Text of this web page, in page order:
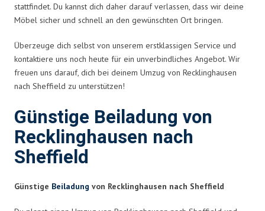
stattfindet. Du kannst dich daher darauf verlassen, dass wir deine
Möbel sicher und schnell an den gewünschten Ort bringen.
Überzeuge dich selbst von unserem erstklassigen Service und
kontaktiere uns noch heute für ein unverbindliches Angebot. Wir
freuen uns darauf, dich bei deinem Umzug von Recklinghausen
nach Sheffield zu unterstützen!
Günstige Beiladung von
Recklinghausen nach
Sheffield
Günstige Beiladung von Recklinghausen nach Sheffield